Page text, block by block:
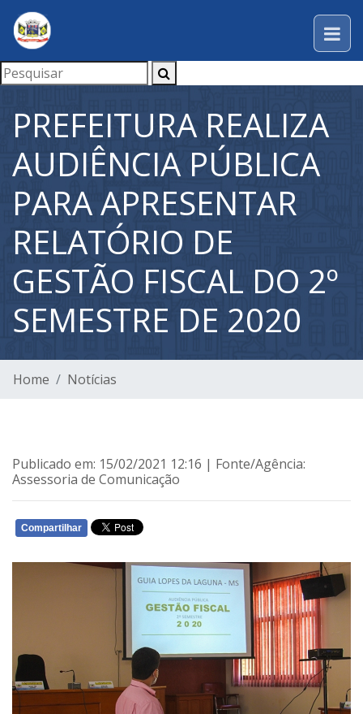
PREFEITURA REALIZA
AUDIÊNCIA PÚBLICA
PARA APRESENTAR
RELATÓRIO DE
GESTÃO FISCAL DO 2º
SEMESTRE DE 2020
Home Notícias
Publicado em: 15/02/2021 12:16 | Fonte/Agência:
Assessoria de Comunicação
Compartilhar